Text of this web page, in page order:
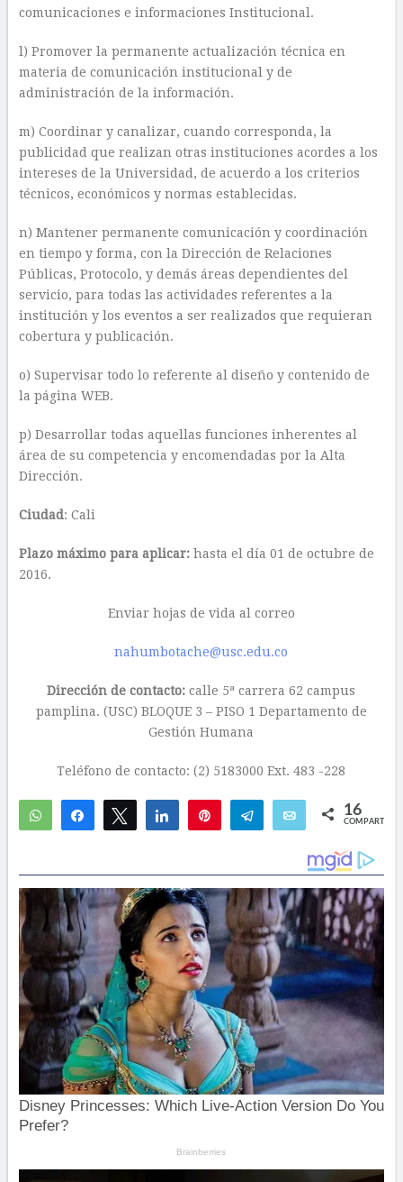
comunicaciones e informaciones Institucional.
l) Promover la permanente actualización técnica en
materia de comunicación institucional y de
administración de la información.
m) Coordinar y canalizar, cuando corresponda, la
publicidad que realizan otras instituciones acordes a los
intereses de la Universidad, de acuerdo a los criterios
técnicos, económicos y normas establecidas.
n) Mantener permanente comunicación y coordinación
en tiempo y forma, con la Dirección de Relaciones
Públicas, Protocolo, y demás áreas dependientes del
servicio, para todas las actividades referentes a la
institución y los eventos a ser realizados que requieran
cobertura y publicación.
o) Supervisar todo lo referente al diseño y contenido de
la página WEB.
p) Desarrollar todas aquellas funciones inherentes al
área de su competencia y encomendadas por la Alta
Dirección.
Ciudad: Cali
Plazo máximo para aplicar:hasta el día 01 de octubre de
2016.
Enviar hojas de vida al correo
nahumbotache@usc.edu.co
Dirección de contacto: calle 5ª carrera 62 campus
pamplina. (USC) BLOQUE 3 – PISO 1 Departamento de
Gestión Humana
Teléfono de contacto: (2) 5183000 Ext. 483 -228
WhatsAppCompartirTwittear Compartir Telegram Email 16
COMPARTIR